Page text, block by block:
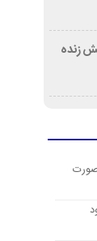
زنده